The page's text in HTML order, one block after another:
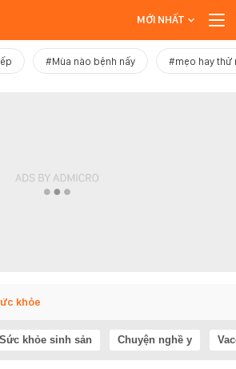
MỚI NHẤT
#Mùa nào bệnh nấy #mẹo hay thử
khỏe
Sức khỏe sinh sản Chuyện nghề y